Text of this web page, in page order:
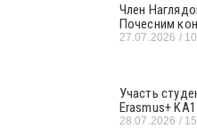
Член
Почесним
27.07.2026
Участь
Erasmus+
28.07.2026